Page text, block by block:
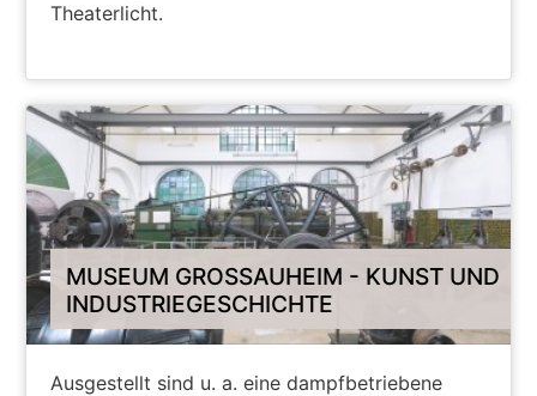
Theaterlicht.
MUSEUM GROSSAUHEIM - KUNST UND I
NDUSTRIEGESCHICHTE
Ausgestellt sind u. a. eine dampfbetriebene